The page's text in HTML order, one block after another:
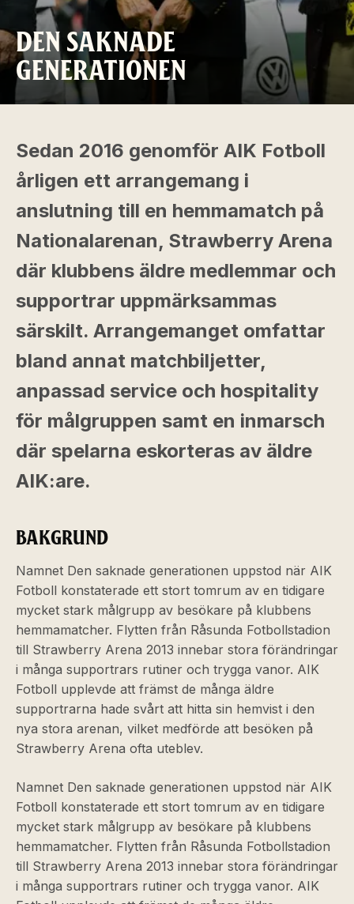
DEN SAKNADE
GENERATIONEN
Sedan 2016 genomför AIK Fotboll
årligen ett arrangemang i
anslutning till en hemmamatch på
Nationalarenan, Strawberry Arena
där klubbens äldre medlemmar och
supportrar uppmärksammas
särskilt. Arrangemanget omfattar
bland annat matchbiljetter,
anpassad service och hospitality
för målgruppen samt en inmarsch
där spelarna eskorteras av äldre
AIK:are.
BAKGRUND
Namnet Den saknade generationen uppstod när AIK
Fotboll konstaterade ett stort tomrum av en tidigare
mycket stark målgrupp av besökare på klubbens
hemmamatcher. Flytten från Råsunda Fotbollstadion
till Strawberry Arena 2013 innebar stora förändringar
i många supportrars rutiner och trygga vanor. AIK
Fotboll upplevde att främst de många äldre
supportrarna hade svårt att hitta sin hemvist i den
nya stora arenan, vilket medförde att besöken på
Strawberry Arena ofta uteblev.
Namnet Den saknade generationen uppstod när AIK
Fotboll konstaterade ett stort tomrum av en tidigare
mycket stark målgrupp av besökare på klubbens
hemmamatcher. Flytten från Råsunda Fotbollstadion
till Strawberry Arena 2013 innebar stora förändringar
i många supportrars rutiner och trygga vanor. AIK